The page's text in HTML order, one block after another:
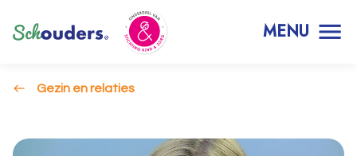
MENU
Gezin en relaties